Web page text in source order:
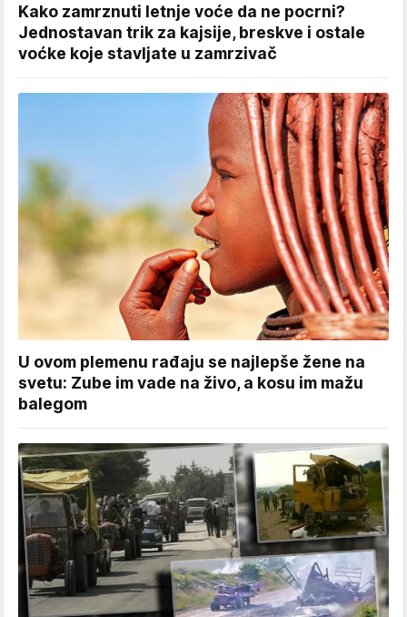
Kako zamrznuti letnje voće da ne pocrni?
Jednostavan trik za kajsije, breskve i ostale
voćke koje stavljate u zamrzivač
U ovom plemenu rađaju se najlepše žene na
svetu: Zube im vade na živo, a kosu im mažu
balegom